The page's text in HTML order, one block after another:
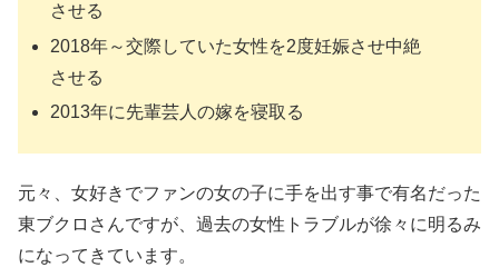
させる
2018年～交際していた女性を2度妊娠させ中絶
させる
2013年に先輩芸人の嫁を寝取る
元々、女好きでファンの女の子に手を出す事で有名だった
東ブクロさんですが、過去の女性トラブルが徐々に明るみ
になってきています。